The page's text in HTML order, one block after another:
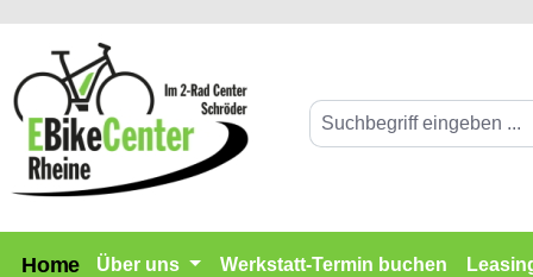
Zur Hauptnavigation springen
Home Über uns Werkstatt-Termin buchen